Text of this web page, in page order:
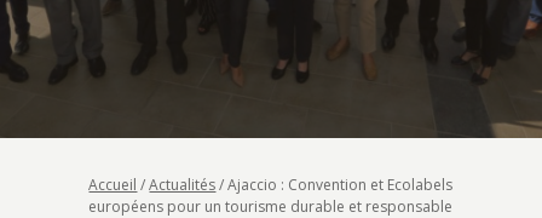
Accueil /Actualités/Ajaccio : Convention et Ecolabels
européens pour un tourisme durable et responsable